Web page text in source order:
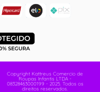
Copyright Kattreus Comercio de
Roupas Infantis LTDA -
08328463000199 - 2025. Todos os
direitos reservados.